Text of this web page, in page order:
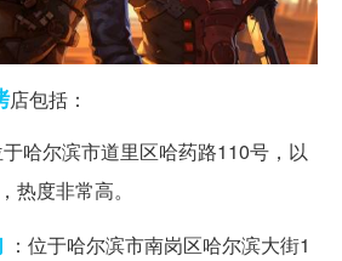
店包括：
哈尔滨市道里区哈药路110号，以
热度非常高。
：位于哈尔滨市南岗区哈尔滨大街1